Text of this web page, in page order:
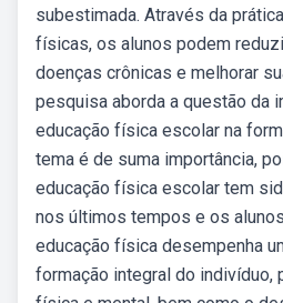
subestimada. Através da
físicas, os alunos podem
doenças crônicas e melhorar
pesquisa aborda a questão da
educação física escolar na
tema é de suma importância,
educação física escolar tem
nos últimos tempos e os
educação física desempenha
formação integral do indivíduo,